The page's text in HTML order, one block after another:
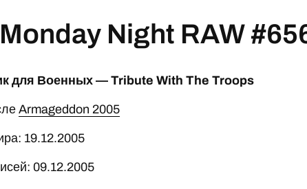
Night RAW
для Военных — Tribute With The Troops
Armageddon 2005
19.12.2005
09.12.2005